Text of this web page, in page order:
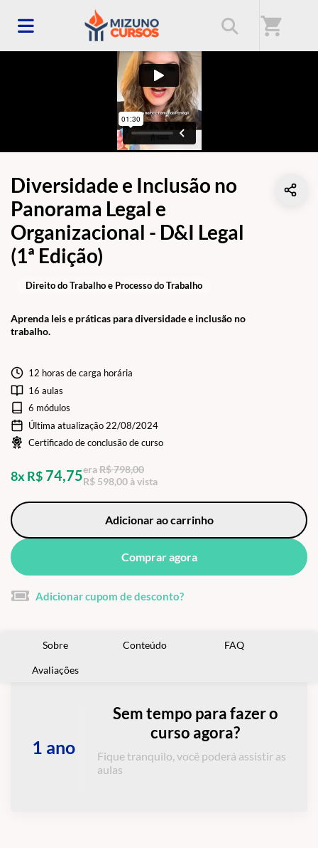
shopping_cart
Diversidade e Inclusão no
Panorama Legal e
Organizacional - D&I Legal
(1ª Edição)
Aprenda leis e práticas para diversidade e inclusão no
trabalho.
Direito do Trabalho e Processo do Trabalho
12 horas de carga horária
16 aulas
6 módulos
Última atualização 22/08/2024
Certificado de conclusão de curso
8x R$ 74,75eraR$ 798,00
R$ 598,00 à vista
Adicionar ao carrinho
Comprar agora
Adicionar cupom de desconto?
Sobre Conteúdo FAQ
Avaliações
1 ano
Sem tempo para fazer o
curso agora?
Fique tranquilo, você poderá assistir as
aulas